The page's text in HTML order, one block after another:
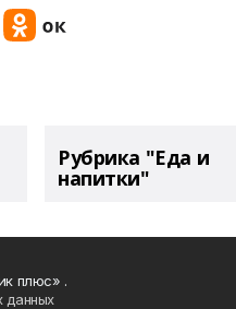
Рубрика "Еда и
напитки"
плюс» .
данных